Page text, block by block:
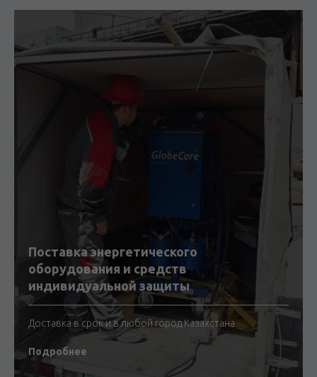
Поставка энергетического
оборудования и средств
индивидуальной защиты
Доставка в срок и в любой город Казахстана
Подробнее